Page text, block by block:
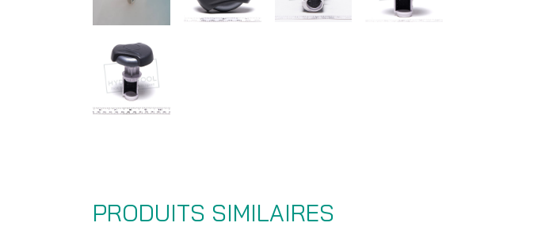
PRODUITS SIMILAIRES